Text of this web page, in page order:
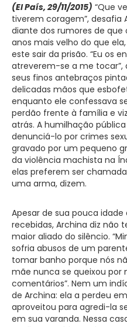
(El País, 29/11/2015) “Que
tiverem coragem”, desafia
diante dos rumores de que
anos mais velho do que
este sair da prisão. “Eu os
atreverem-se a me
seus finos antebraços
delicadas mãos que
enquanto ele confessava
perdão frente à família e
atrás. A humilhação
denunciá-lo por crimes
gravado por um pequeno
da violência machista na
elas preferem ser
uma arma, dizem.
Apesar de sua pouca
recebidas, Archina diz não
maior aliado do silêncio.
sofria abusos de um
tomar banho porque nós
mãe nunca se queixou por
comentários”. Nem um
de Archina: ela a perdeu
aproveitou para agredi-la
em sua varanda. Nessa